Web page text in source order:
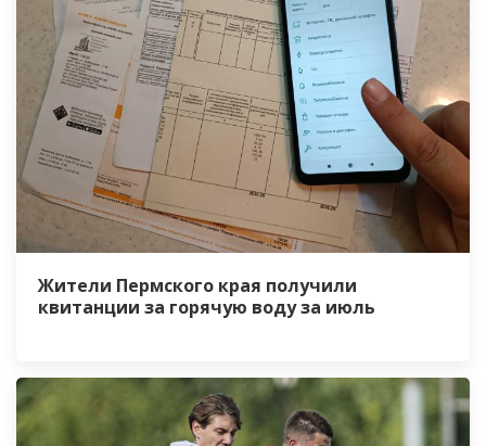
Жители Пермского края получили
квитанции за горячую воду за июль